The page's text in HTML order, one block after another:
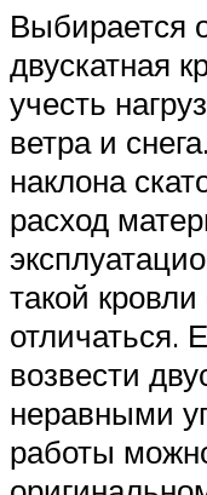
Выбирается
двускатная
учесть
ветра и
наклона
расход
такой
отличаться.
возвести
неравными
работы